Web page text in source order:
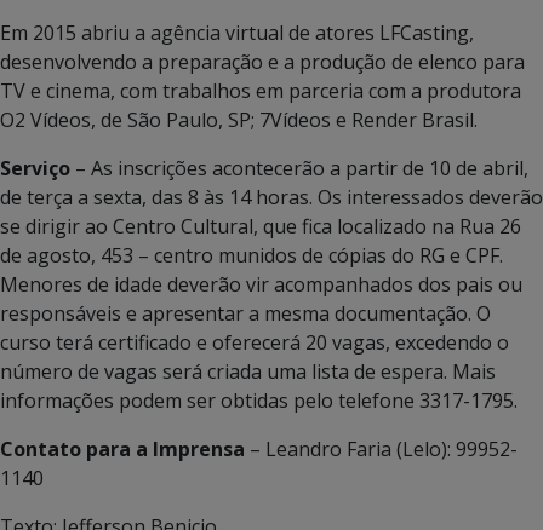
Em 2015 abriu a agência virtual de atores LFCasting,
desenvolvendo a preparação e a produção de elenco para
TV e cinema, com trabalhos em parceria com a produtora
O2 Vídeos, de São Paulo, SP; 7Vídeos e Render Brasil.
Serviço – As inscrições acontecerão a partir de 10 de abril,
de terça a sexta, das 8 às 14 horas. Os interessados deverão
se dirigir ao Centro Cultural, que fica localizado na Rua 26
de agosto, 453 – centro munidos de cópias do RG e CPF.
Menores de idade deverão vir acompanhados dos pais ou
responsáveis e apresentar a mesma documentação. O
curso terá certificado e oferecerá 20 vagas, excedendo o
número de vagas será criada uma lista de espera. Mais
informações podem ser obtidas pelo telefone 3317-1795.
Contato para a Imprensa – Leandro Faria (Lelo): 99952-
1140